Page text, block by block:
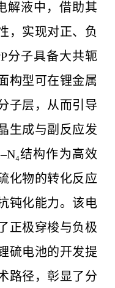
解液中，借助其
，实现对正、负
分子具备大共轭
构型可在锂金属
子层，从而引导
生成与副反应发
结构作为高效
化物的转化反应
钝化能力。该电
正极穿梭与负极
硫电池的开发提
路径，彰显了分